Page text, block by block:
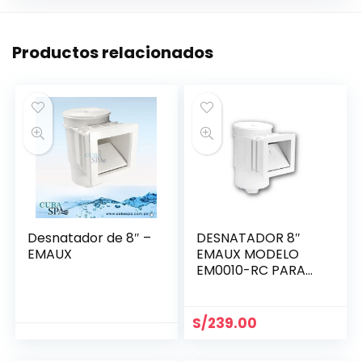
Productos relacionados
Desnatador de 8″ –
EMAUX
DESNATADOR 8″
EMAUX MODELO
EM0010-RC PARA
S/239.00